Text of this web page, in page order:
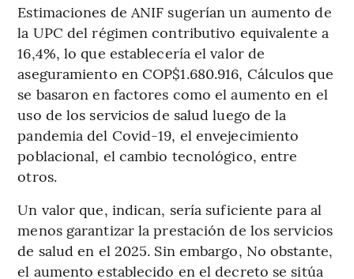
Estimaciones de ANIF sugerían un aumento de
la UPC del régimen contributivo equivalente a
16,4%, lo que establecería el valor de
aseguramiento en COP$1.680.916, Cálculos que
se basaron en factores como el aumento en el
uso de los servicios de salud luego de la
pandemia del Covid-19, el envejecimiento
poblacional, el cambio tecnológico, entre
otros.
Un valor que, indican, sería suficiente para al
menos garantizar la prestación de los servicios
de salud en el 2025. Sin embargo, No obstante,
el aumento establecido en el decreto se sitúa